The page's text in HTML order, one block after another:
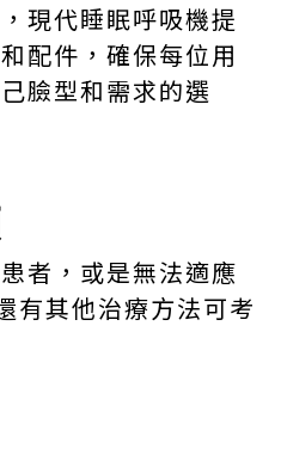
現代睡眠呼吸機提
配件，確保每位用
臉型和需求的選
者，或是無法適應
有其他治療方法可考